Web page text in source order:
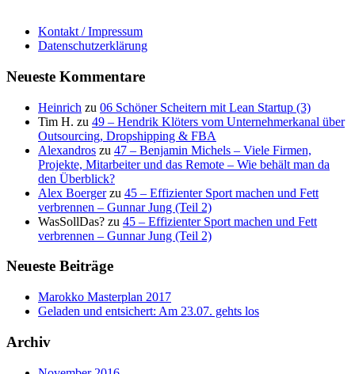
Kontakt / Impressum
Datenschutzerklärung
Neueste Kommentare
Heinrich zu 06 Schöner Scheitern mit Lean Startup (3)
Tim H. zu 49 – Hendrik Klöters vom Unternehmerkanal über
Outsourcing, Dropshipping & FBA
Alexandros zu 47 – Benjamin Michels – Viele Firmen,
Projekte, Mitarbeiter und das Remote – Wie behält man da
den Überblick?
Alex Boergerzu 45 – Effizienter Sport machen und Fett
verbrennen – Gunnar Jung (Teil 2)
WasSollDas? zu 45 – Effizienter Sport machen und Fett
verbrennen – Gunnar Jung (Teil 2)
Neueste Beiträge
Marokko Masterplan 2017
Geladen und entsichert: Am 23.07. gehts los
Archiv